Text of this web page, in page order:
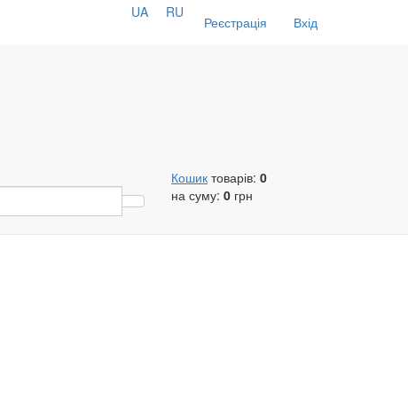
Реєстрація Вхід
UA RU
Кошик товарів: 0
на суму: 0 грн